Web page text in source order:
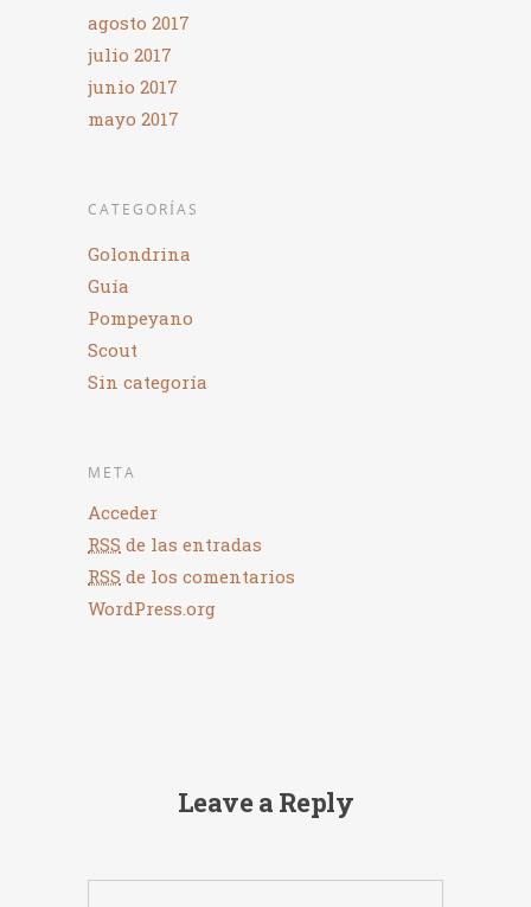
agosto 2017
julio 2017
junio 2017
mayo 2017
CATEGORÍAS
Golondrina
Guía
Pompeyano
Scout
Sin categoría
META
Acceder
RSS de las entradas
RSS de los comentarios
WordPress.org
Leave a Reply